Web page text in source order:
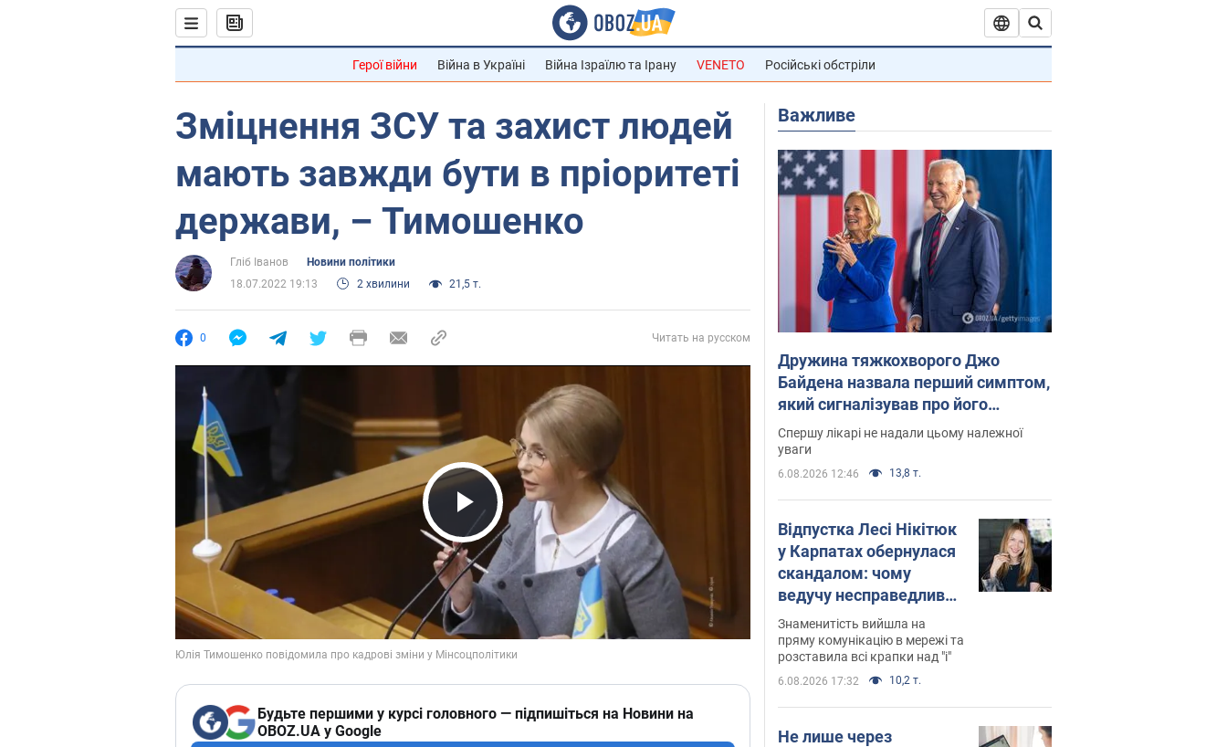
Герої війни Війна в Україні Війна Ізраїлю та Ірану VENETO Російські обстріли
Зміцнення ЗСУ та захист людей
мають завжди бути в пріоритеті
держави, – Тимошенко
Гліб Іванов
Новини політики
18.07.2022 19:13
2 хвилини 21,5 т.
0 Читать на русском
Play Video
Будьте першими у курсі головного — підпишіться на Новини на
OBOZ.UA у Google
Важливе
Дружина тяжкохворого Джо
Байдена назвала перший симптом,
який сигналізував про його
"агресивний" рак
Спершу лікарі не надали цьому належної
уваги
6.08.2026 12:46 13,8 т.
Відпустка Лесі Нікітюк
у Карпатах обернулася
скандалом: чому
ведучу несправедливо
захейтили
Знаменитість вийшла на
пряму комунікацію в мережі та
розставила всі крапки над "і"
6.08.2026 17:32 10,2 т.
Не лише через